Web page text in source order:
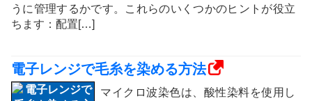
うに管理するかです。これらのいくつかのヒントが役立
ちます：配置[…]
電子レンジで毛糸を染める方法
マイクロ波染色は、酸性染料を使用し